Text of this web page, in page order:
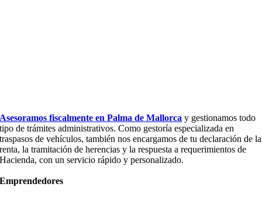
Asesoramos fiscalmente en Palma de Mallorca y gestionamos todo
tipo de trámites administrativos. Como gestoría especializada en
traspasos de vehículos, también nos encargamos de tu declaración de la
renta, la tramitación de herencias y la respuesta a requerimientos de
Hacienda, con un servicio rápido y personalizado.
Emprendedores